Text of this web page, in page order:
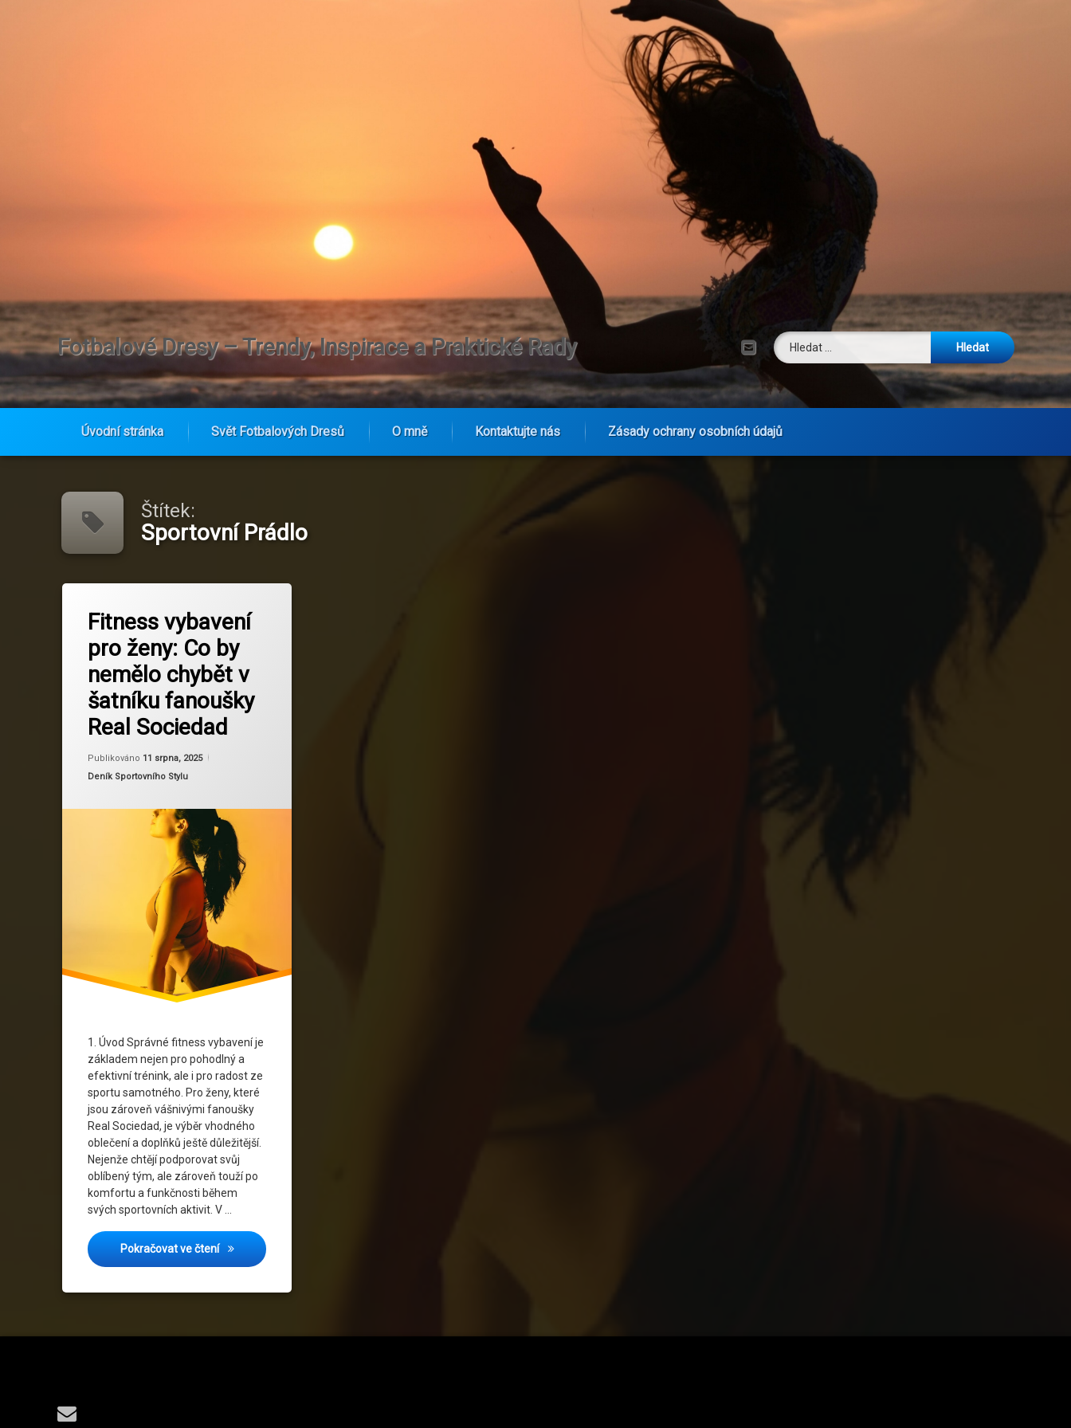
Fotbalové Dresy – Trendy, Inspirace a Praktické Rady Tel: E-mail
Vyhledávání
Úvodní stránka Svět Fotbalových Dresů O mně Kontaktujte nás Zásady ochrany osobních údajů
Štítek:
Sportovní Prádlo
Fitness vybavení
pro ženy: Co by
nemělo chybět v
šatníku fanoušky
Real Sociedad
Publikováno 11 srpna, 2025
Kategorie:
Deník Sportovního Stylu
1. Úvod Správné fitness vybavení je
základem nejen pro pohodlný a
efektivní trénink, ale i pro radost ze
sportu samotného. Pro ženy, které
jsou zároveň vášnivými fanoušky
Real Sociedad, je výběr vhodného
oblečení a doplňků ještě důležitější.
Nejenže chtějí podporovat svůj
oblíbený tým, ale zároveň touží po
komfortu a funkčnosti během
svých sportovních aktivit. V …
Pokračovat ve čteníFitness vybavení pro ženy: Co by nemělo chybět v šatníku fanoušky Real Sociedad
Fanoušci Real Sociedad
Fitness Doplňky
Fitness Pro Ženy
Funkční Trička
Real Sociedad
Tréninkové Legíny
E-mail